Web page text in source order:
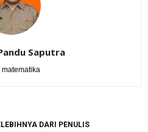
Saputra
matematika
DARI PENULIS